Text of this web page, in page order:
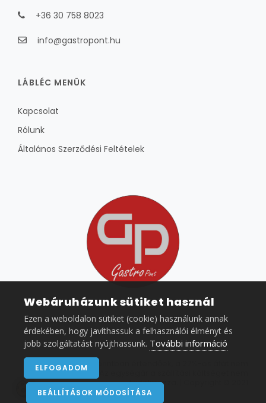
Webáruházunk sütiket használ
Ezen a weboldalon sütiket (cookie) használunk annak
érdekében, hogy javíthassuk a felhasználói élményt és
jobb szolgáltatást nyújthassunk. További információ
ELFOGADOM
BEÁLLÍTÁSOK MÓDOSÍTÁSA
+36 30 758 8023
info@gastropont.hu
LÁBLÉC MENÜK
Kapcsolat
Rólunk
Általános Szerződési Feltételek
Az árak nettó forintban értendőek, a 27%-os áfát nem
tartalmazzák. Az egységár a szállítási költséget nem
tartalmazza. | Copyright © 2021